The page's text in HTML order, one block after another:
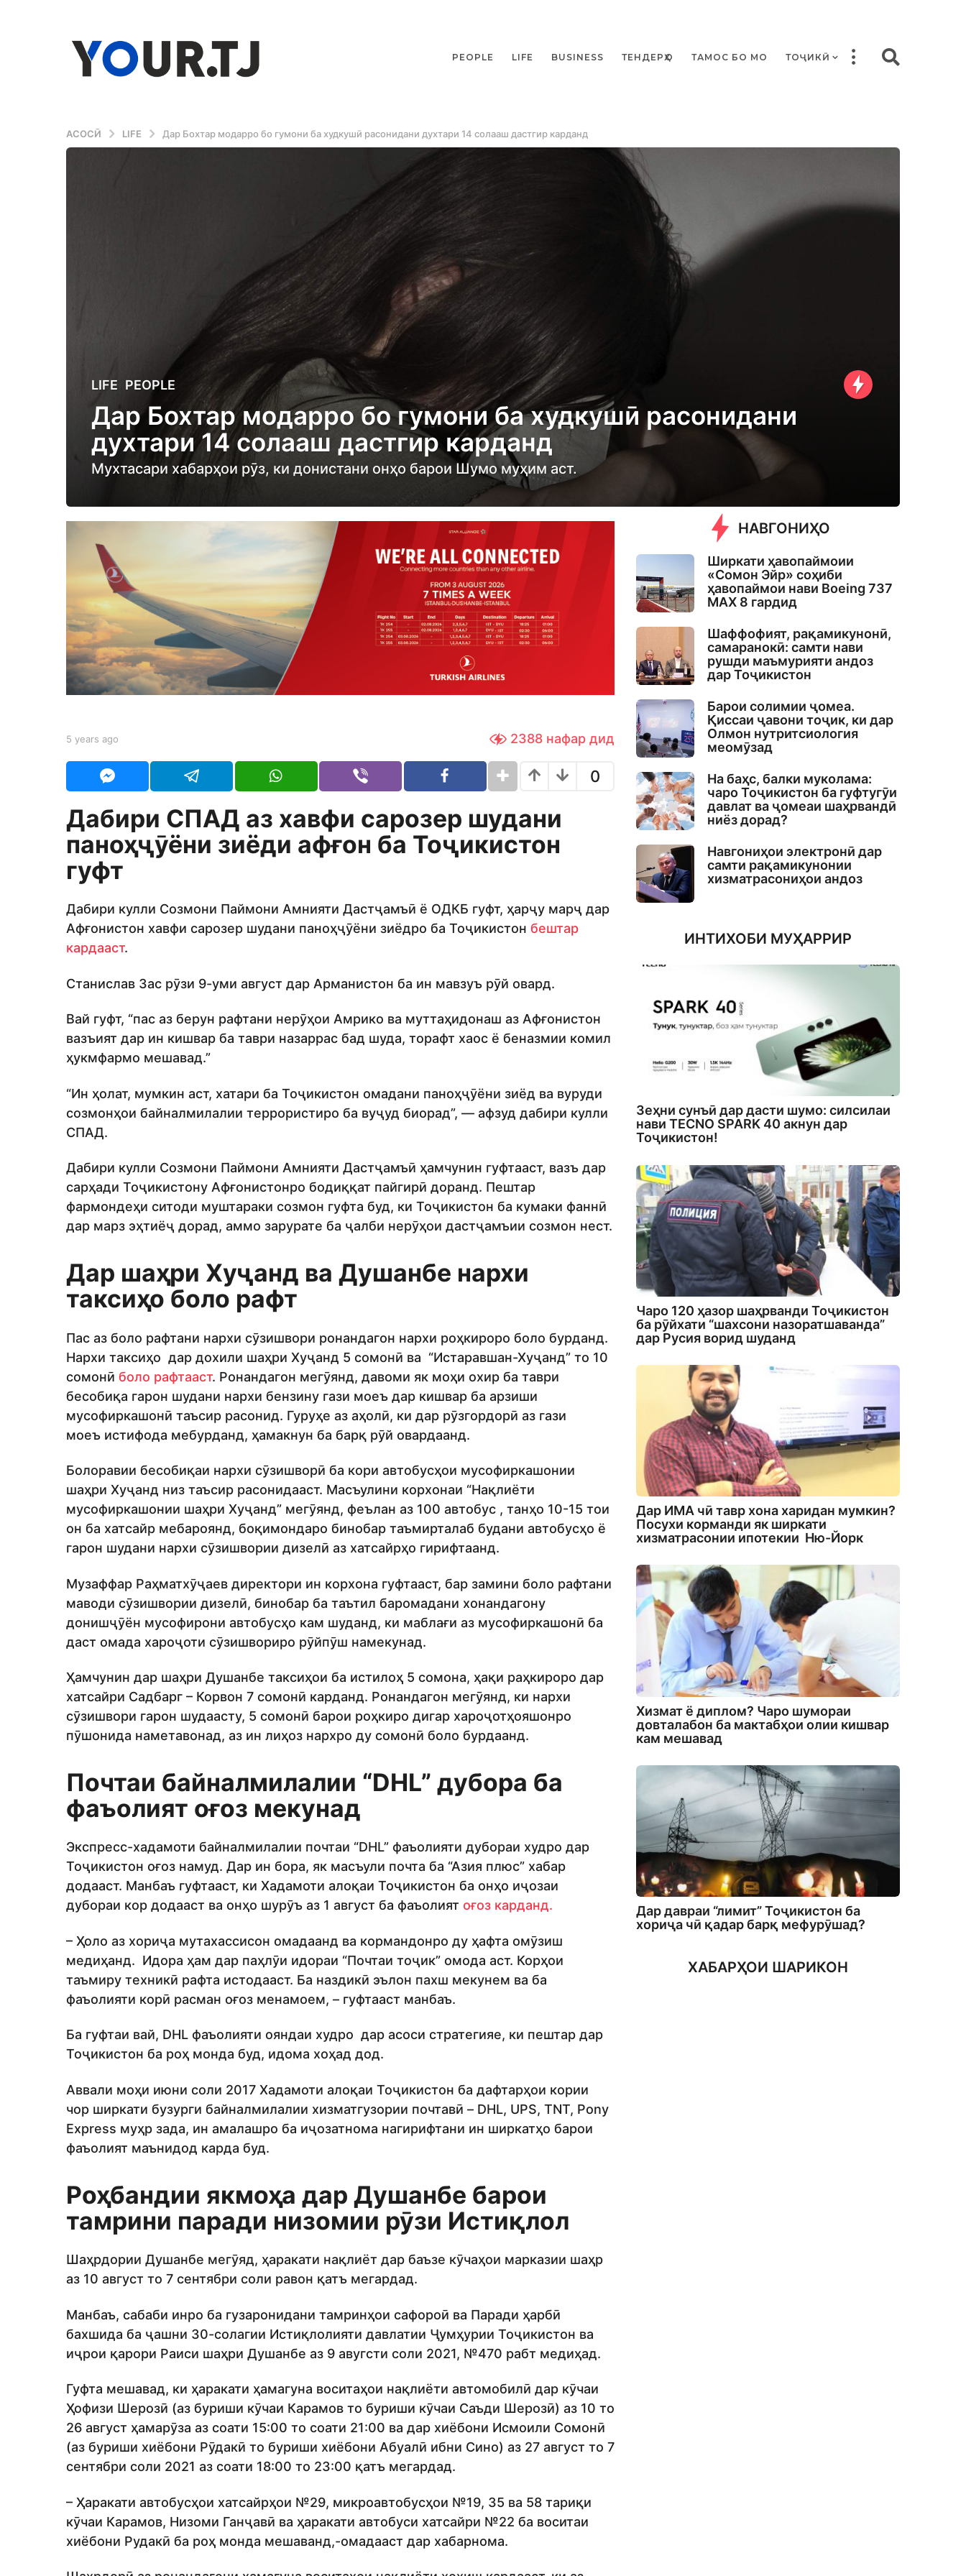
PEOPLE LIFE BUSINESS ТЕНДЕРҲО ТАМОС БО МО ТОҶИКӢ
АСОСӢ LIFE Дар Бохтар модарро бо гумони ба худкушӣ расонидани духтари 14 солааш дастгир карданд
5
y
e
a
r
s
5
y
a
r
s
a
g
LIFE ,PEOPLE
Дар Бохтар модарро бо гумони ба худкушӣ расонидани
духтари 14 солааш дастгир карданд
Мухтасари хабарҳои рӯз, ки донистани онҳо барои Шумо муҳим аст.
b
Y
U
R
5 years ago
r
a
o
2388 нафар дид
0
Дабири СПАД аз хавфи сарозер шудани
паноҳҷӯёни зиёди афғон ба Тоҷикистон
гуфт
Дабири кулли Созмони Паймони Амнияти Дастҷамъӣ ё ОДКБ гуфт, ҳарҷу марҷ дар
Афғонистон хавфи сарозер шудани паноҳҷӯёни зиёдро ба Тоҷикистон бештар
кардааст.
Станислав Зас рӯзи 9-уми август дар Арманистон ба ин мавзуъ рӯй овард.
Вай гуфт, “пас аз берун рафтани нерӯҳои Амрико ва муттаҳидонаш аз Афғонистон
вазъият дар ин кишвар ба таври назаррас бад шуда, торафт хаос ё беназмии комил
ҳукмфармо мешавад.”
“Ин ҳолат, мумкин аст, хатари ба Тоҷикистон омадани паноҳҷӯёни зиёд ва вуруди
созмонҳои байналмилалии террористиро ба вуҷуд биорад”, — афзуд дабири кулли
СПАД.
Дабири кулли Созмони Паймони Амнияти Дастҷамъӣ ҳамчунин гуфтааст, вазъ дар
сарҳади Тоҷикистону Афғонистонро бодиққат пайгирӣ доранд. Пештар
фармондеҳи ситоди муштараки созмон гуфта буд, ки Тоҷикистон ба кумаки фаннӣ
дар марз эҳтиёҷ дорад, аммо зарурате ба ҷалби нерӯҳои дастҷамъии созмон нест.
Дар шаҳри Хуҷанд ва Душанбе нархи
таксиҳо боло рафт
Пас аз боло рафтани нархи сӯзишвори ронандагон нархи роҳкироро боло бурданд.
Нархи таксиҳо дар дохили шаҳри Хуҷанд 5 сомонӣ ва “Истаравшан-Хуҷанд” то 10
сомонӣ боло рафтааст. Ронандагон мегӯянд, давоми як моҳи охир ба таври
бесобиқа гарон шудани нархи бензину гази моеъ дар кишвар ба арзиши
мусофиркашонӣ таъсир расонид. Гуруҳе аз аҳолӣ, ки дар рӯзгордорӣ аз гази
моеъ истифода мебурданд, ҳамакнун ба барқ рӯй овардаанд.
Болоравии бесобиқаи нархи сӯзишворӣ ба кори автобусҳои мусофиркашонии
шаҳри Хуҷанд низ таъсир расонидааст. Масъулини корхонаи “Нақлиёти
мусофиркашонии шаҳри Хуҷанд” мегӯянд, феълан аз 100 автобус , танҳо 10-15 тои
он ба хатсайр мебароянд, боқимондаро бинобар таъмирталаб будани автобусҳо ё
гарон шудани нархи сӯзишвории дизелӣ аз хатсайрҳо гирифтаанд.
Музаффар Раҳматхӯҷаев директори ин корхона гуфтааст, бар замини боло рафтани
маводи сӯзишвории дизелӣ, бинобар ба таътил баромадани хонандагону
донишҷӯён мусофирони автобусҳо кам шуданд, ки маблағи аз мусофиркашонӣ ба
даст омада хароҷоти сӯзишвориро рӯйпӯш намекунад.
Ҳамчунин дар шаҳри Душанбе таксиҳои ба истилоҳ 5 сомона, ҳақи раҳкироро дар
хатсайри Садбарг – Корвон 7 сомонӣ карданд. Ронандагон мегӯянд, ки нархи
сӯзишвори гарон шудаасту, 5 сомонӣ барои роҳкиро дигар хароҷотҳояшонро
пӯшонида наметавонад, аз ин лиҳоз нархро ду сомонӣ боло бурдаанд.
Почтаи байналмилалии “DHL” дубора ба
фаъолият оғоз мекунад
Экспресс-хадамоти байналмилалии почтаи “DHL” фаъолияти дубораи худро дар
Тоҷикистон оғоз намуд. Дар ин бора, як масъули почта ба “Азия плюс” хабар
додааст. Манбаъ гуфтааст, ки Хадамоти алоқаи Тоҷикистон ба онҳо иҷозаи
дубораи кор додааст ва онҳо шурӯъ аз 1 август ба фаъолият оғоз карданд.
– Ҳоло аз хориҷа мутахассисон омадаанд ва кормандонро ду ҳафта омӯзиш
медиҳанд. Идора ҳам дар паҳлӯи идораи “Почтаи тоҷик” омода аст. Корҳои
таъмиру техникӣ рафта истодааст. Ба наздикӣ эълон пахш мекунем ва ба
фаъолияти корӣ расман оғоз менамоем, – гуфтааст манбаъ.
Ба гуфтаи вай, DHL фаъолияти ояндаи худро дар асоси стратегияе, ки пештар дар
Тоҷикистон ба роҳ монда буд, идома хоҳад дод.
Аввали моҳи июни соли 2017 Хадамоти алоқаи Тоҷикистон ба дафтарҳои кории
чор ширкати бузурги байналмилалии хизматгузории почтавӣ – DHL, UPS, TNT, Pony
Express муҳр зада, ин амалашро ба иҷозатнома нагирифтани ин ширкатҳо барои
фаъолият маънидод карда буд.
Роҳбандии якмоҳа дар Душанбе барои
тамрини паради низомии рӯзи Истиқлол
Шаҳрдории Душанбе мегӯяд, ҳаракати нақлиёт дар баъзе кӯчаҳои марказии шаҳр
аз 10 август то 7 сентябри соли равон қатъ мегардад.
Манбаъ, сабаби инро ба гузаронидани тамринҳои сафороӣ ва Паради ҳарбӣ
бахшида ба ҷашни 30-солагии Истиқлолияти давлатии Ҷумҳурии Тоҷикистон ва
иҷрои қарори Раиси шаҳри Душанбе аз 9 авугсти соли 2021, №470 рабт медиҳад.
Гуфта мешавад, ки ҳаракати ҳамагуна воситаҳои нақлиёти автомобилӣ дар кӯчаи
Ҳофизи Шерозӣ (аз буриши кӯчаи Карамов то буриши кӯчаи Саъди Шерозӣ) аз 10 то
26 август ҳамарӯза аз соати 15:00 то соати 21:00 ва дар хиёбони Исмоили Сомонӣ
(аз буриши хиёбони Рӯдакӣ то буриши хиёбони Абуалӣ ибни Сино) аз 27 август то 7
сентябри соли 2021 аз соати 18:00 то 23:00 қатъ мегардад.
– Ҳаракати автобусҳои хатсайрҳои №29, микроавтобусҳои №19, 35 ва 58 тариқи
кӯчаи Карамов, Низоми Ганҷавӣ ва ҳаракати автобуси хатсайри №22 ба воситаи
хиёбони Рудакӣ ба роҳ монда мешаванд,-омадааст дар хабарнома.
НАВГОНИҲО
Ширкати ҳавопаймоии
«Сомон Эйр» соҳиби
ҳавопаймои нави Boeing 737
MAX 8 гардид
Шаффофият, рақамикунонӣ,
самаранокӣ: самти нави
рушди маъмурияти андоз
дар Тоҷикистон
Барои солимии ҷомеа.
Қиссаи ҷавони тоҷик, ки дар
Олмон нутритсиология
меомӯзад
На баҳс, балки муколама:
чаро Тоҷикистон ба гуфтугӯи
давлат ва ҷомеаи шаҳрвандӣ
ниёз дорад?
Навгониҳои электронӣ дар
самти рақамикунонии
хизматрасониҳои андоз
ИНТИХОБИ МУҲАРРИР
Зеҳни сунъӣ дар дасти шумо: силсилаи
нави TECNO SPARK 40 акнун дар
Тоҷикистон!
Чаро 120 ҳазор шаҳрванди Тоҷикистон
ба рӯйхати “шахсони назоратшаванда”
дар Русия ворид шуданд
Дар ИМА чӣ тавр хона харидан мумкин?
Посухи корманди як ширкати
хизматрасонии ипотекии Ню-Йорк
Хизмат ё диплом? Чаро шумораи
довталабон ба мактабҳои олии кишвар
кам мешавад
Дар давраи “лимит” Тоҷикистон ба
хориҷа чӣ қадар барқ мефурӯшад?
ХАБАРҲОИ ШАРИКОН